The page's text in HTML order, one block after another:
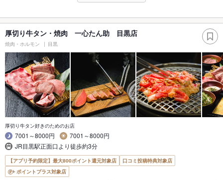
厚切り牛タン・焼肉 一心たん助 目黒店
焼肉・ホルモン 目黒
厚切り牛タン好きのためのお店
7001～8000円
7001～8000円
JR目黒駅正面口より徒歩約3分
【アプリ予約限定】最大800ポイント還元対象店
口コミ投稿特典対象店
ポイントプラス対象店